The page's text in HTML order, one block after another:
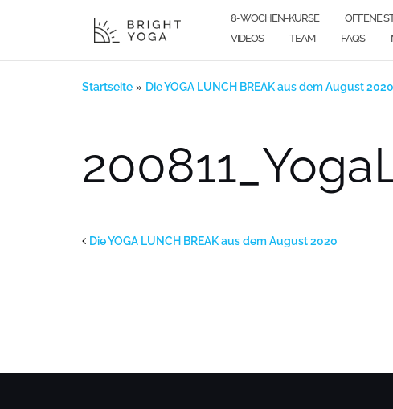
8-WOCHEN-KURSE OFFENE
VIDEOS
TEAM FAQS
Startseite » Die YOGA LUNCH BREAK aus dem August 2020
Die YOGA LUNCH BREAK aus dem August 2020